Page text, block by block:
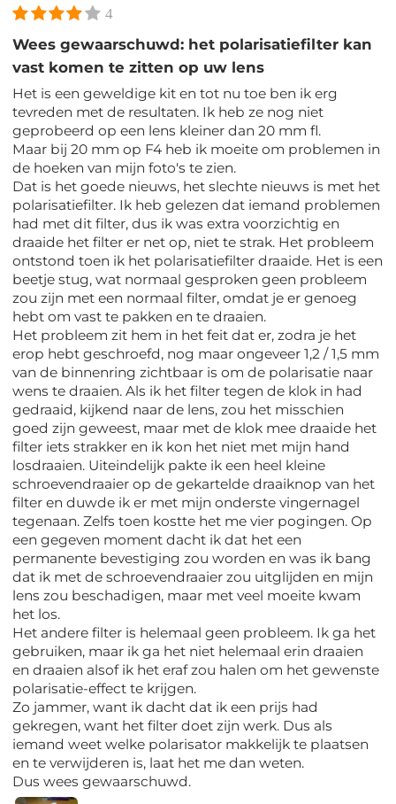
4
Wees gewaarschuwd: het polarisatiefilter kan
vast komen te zitten op uw lens
Het is een geweldige kit en tot nu toe ben ik erg
tevreden met de resultaten. Ik heb ze nog niet
geprobeerd op een lens kleiner dan 20 mm fl.
Maar bij 20 mm op F4 heb ik moeite om problemen in
de hoeken van mijn foto's te zien.
Dat is het goede nieuws, het slechte nieuws is met het
polarisatiefilter. Ik heb gelezen dat iemand problemen
had met dit filter, dus ik was extra voorzichtig en
draaide het filter er net op, niet te strak. Het probleem
ontstond toen ik het polarisatiefilter draaide. Het is een
beetje stug, wat normaal gesproken geen probleem
zou zijn met een normaal filter, omdat je er genoeg
hebt om vast te pakken en te draaien.
Het probleem zit hem in het feit dat er, zodra je het
erop hebt geschroefd, nog maar ongeveer 1,2 / 1,5 mm
van de binnenring zichtbaar is om de polarisatie naar
wens te draaien. Als ik het filter tegen de klok in had
gedraaid, kijkend naar de lens, zou het misschien
goed zijn geweest, maar met de klok mee draaide het
filter iets strakker en ik kon het niet met mijn hand
losdraaien. Uiteindelijk pakte ik een heel kleine
schroevendraaier op de gekartelde draaiknop van het
filter en duwde ik er met mijn onderste vingernagel
tegenaan. Zelfs toen kostte het me vier pogingen. Op
een gegeven moment dacht ik dat het een
permanente bevestiging zou worden en was ik bang
dat ik met de schroevendraaier zou uitglijden en mijn
lens zou beschadigen, maar met veel moeite kwam
het los.
Het andere filter is helemaal geen probleem. Ik ga het
gebruiken, maar ik ga het niet helemaal erin draaien
en draaien alsof ik het eraf zou halen om het gewenste
polarisatie-effect te krijgen.
Zo jammer, want ik dacht dat ik een prijs had
gekregen, want het filter doet zijn werk. Dus als
iemand weet welke polarisator makkelijk te plaatsen
en te verwijderen is, laat het me dan weten.
Dus wees gewaarschuwd.